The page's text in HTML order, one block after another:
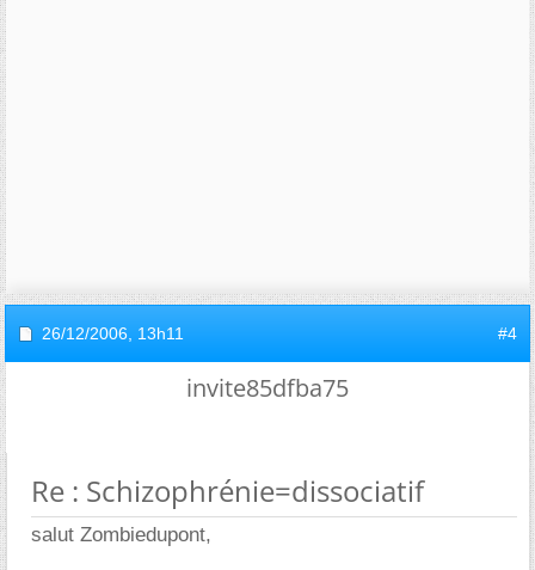
26/12/2006, 13h11 #4
invite85dfba75
Re : Schizophrénie=dissociatif
salut Zombiedupont,